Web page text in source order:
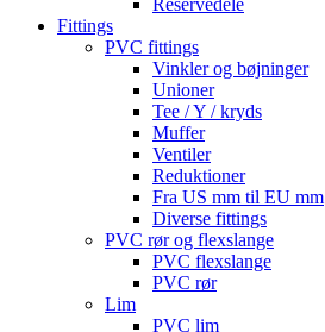
Reservedele
Fittings
PVC fittings
Vinkler og bøjninger
Unioner
Tee / Y / kryds
Muffer
Ventiler
Reduktioner
Fra US mm til EU mm
Diverse fittings
PVC rør og flexslange
PVC flexslange
PVC rør
Lim
PVC lim